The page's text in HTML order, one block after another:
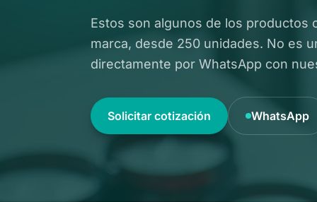
Estos son algunos de los productos
marca, desde 250 unidades. No es
directamente por WhatsApp con
Solicitar cotización WhatsApp